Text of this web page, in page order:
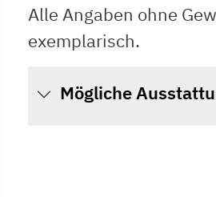
Alle Angaben ohne
exemplarisch.
Mögliche